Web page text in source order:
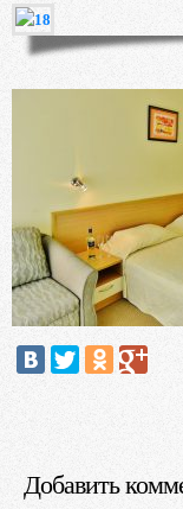
Добавить